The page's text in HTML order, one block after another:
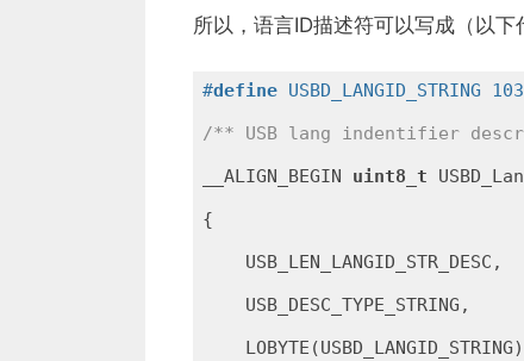
所以，语言ID描述符可以写成（以
#define USBD_LANGID_STRING
/** USB lang indentifier
__ALIGN_BEGIN uint8_t
{
    USB_LEN_LANGID_STR_DESC,
    USB_DESC_TYPE_STRING,